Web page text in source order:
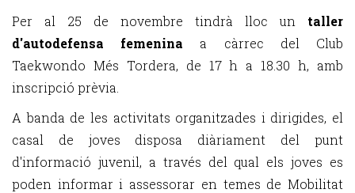
Per al 25 de novembre tindrà lloc un taller
d'autodefensa femenina a càrrec del Club
Taekwondo Més Tordera, de 17 h a 18.30 h, amb
inscripció prèvia.
A banda de les activitats organitzades i dirigides, el
casal de joves disposa diàriament del punt
d'informació juvenil, a través del qual els joves es
poden informar i assessorar en temes de Mobilitat